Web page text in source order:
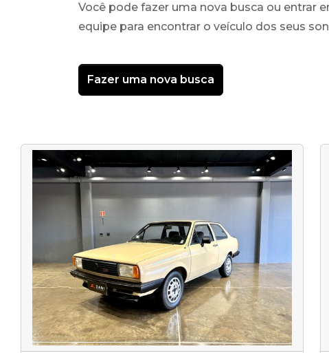
Você pode fazer uma nova busca ou entrar
equipe para encontrar o veículo dos seus
Fazer uma nova busca